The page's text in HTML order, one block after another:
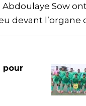
Sow
devant l’organe
pour